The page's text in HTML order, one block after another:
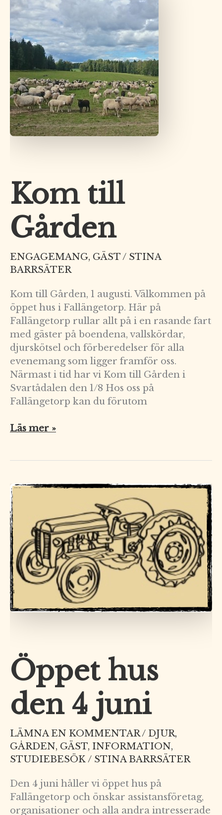
Kom till
Gården
ENGAGEMANG, GÄST/ STINA
BARRSÄTER
Kom till Gården, 1 augusti. Välkommen på
öppet hus i Fallängetorp. Här på
Fallängetorp rullar allt på i en rasande fart
med gäster på boendena, vallskördar,
djurskötsel och förberedelser för alla
evenemang som ligger framför oss.
Närmast i tid har vi Kom till Gården i
Svartådalen den 1/8 Hos oss på
Fallängetorp kan du förutom
till
Gården
Läs mer »
Öppet hus
den 4 juni
LÄMNA EN KOMMENTAR/ DJUR,
GÅRDEN, GÄST, INFORMATION,
STUDIEBESÖK/ STINA BARRSÄTER
Den 4 juni håller vi öppet hus på
Fallängetorp och önskar assistansföretag,
organisationer och alla andra intresserade
Öppet
hus
den
4
juni